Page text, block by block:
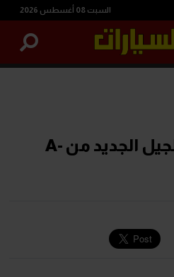
السبت 08 أغسطس 2026
مرسيدس تطرح الجيل الجديد من A-